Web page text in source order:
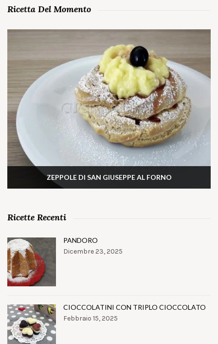
Ricetta Del Momento
ZEPPOLE DI SAN GIUSEPPE AL FORNO
Ricette Recenti
PANDORO
Dicembre 23, 2025
CIOCCOLATINI CON TRIPLO CIOCCOLATO
Febbraio 15, 2025